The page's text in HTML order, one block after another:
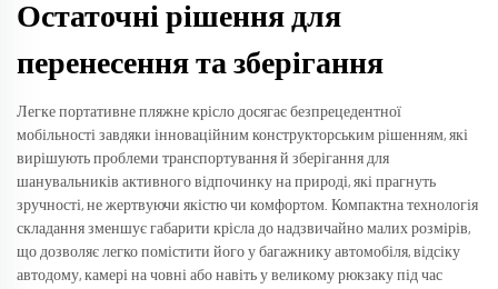
Остаточні рішення для
перенесення та зберігання
Легке портативне пляжне крісло досягає безпрецедентної
мобільності завдяки інноваційним конструкторським рішенням, які
вирішують проблеми транспортування й зберігання для
шанувальників активного відпочинку на природі, які прагнуть
зручності, не жертвуючи якістю чи комфортом. Компактна технологія
складання зменшує габарити крісла до надзвичайно малих розмірів,
що дозволяє легко помістити його у багажнику автомобіля, відсіку
автодому, камері на човні або навіть у великому рюкзаку під час